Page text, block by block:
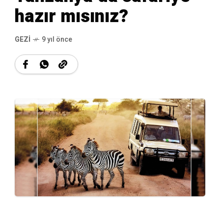
hazır mısınız?
GEZI 9 yıl önce